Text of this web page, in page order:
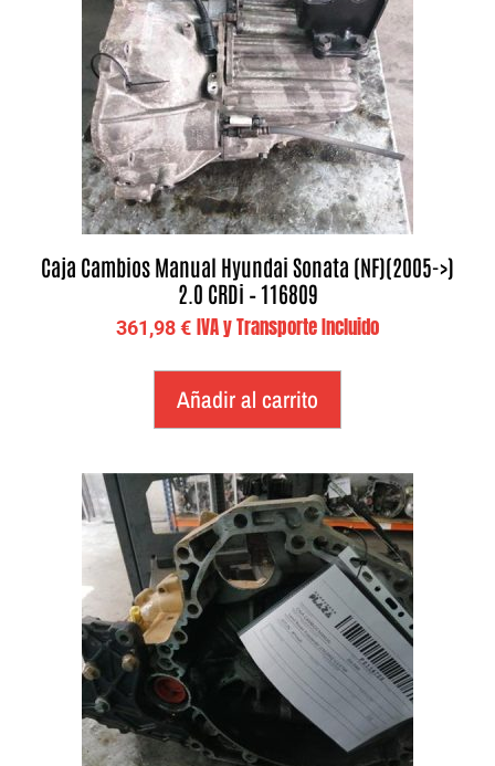
Caja Cambios Manual Hyundai Sonata (NF)(2005->)
2.0 CRDi – 116809
361,98€ IVA y Transporte Incluido
Añadir al carrito